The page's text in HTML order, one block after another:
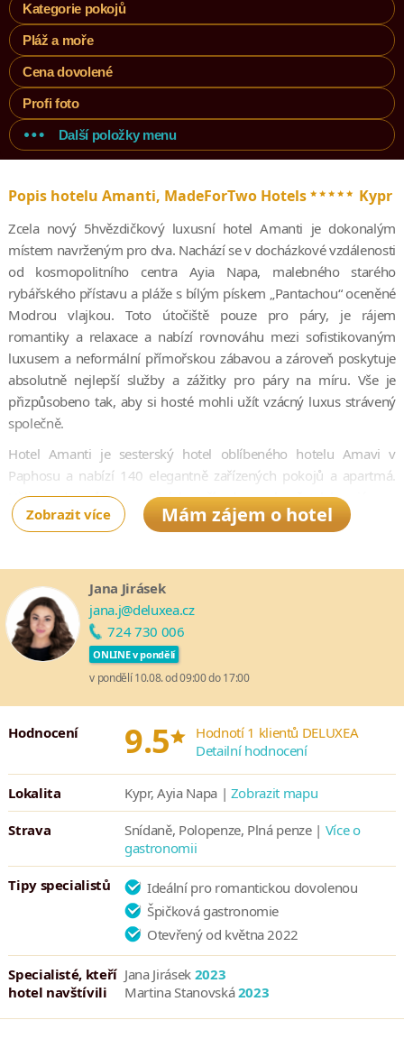
Kategorie pokojů
Pláž a moře
Cena dovolené
Profi foto
Další položky menu
Popis hotelu Amanti, MadeForTwo Hotels***** Kypr
Zcela nový 5hvězdičkový luxusní hotel Amanti je dokonalým
místem navrženým pro dva. Nachází se v docházkové vzdálenosti
od kosmopolitního centra Ayia Napa, malebného starého
rybářského přístavu a pláže s bílým pískem „Pantachou“ oceněné
Modrou vlajkou. Toto útočiště pouze pro páry, je rájem
romantiky a relaxace a nabízí rovnováhu mezi sofistikovaným
luxusem a neformální přímořskou zábavou a zároveň poskytuje
absolutně nejlepší služby a zážitky pro páry na míru. Vše je
přizpůsobeno tak, aby si hosté mohli užít vzácný luxus strávený
společně.
Hotel Amanti je sesterský hotel oblíbeného hotelu Amavi v
Paphosu a nabízí 140 elegantně zařízených pokojů a apartmá.
Užít si zde můžete procházky přírodou, vzkoušet lekce jógy a
meditace, povečeřet v restauracích určených pro romantiku,
Charakteristický koncept MadeForTwo Half Board Premium
zahrnuje inovativní kulinářské výtvory oceněného týmu Kanika
složených z výkonných šéfkuchařů a sommeliérů v úzké
spolupráci s michelinským šéfkuchařem Theodorem Falserem.
Čtyři restaurace nabízejí tematické menu a intimní a la carte
Zobrazit více Mám zájem o hotel
Jana Jirásek
jana.j@deluxea.cz
724 730 006
ONLINE v pondělí
v pondělí 10.08. od 09:00 do 17:00
Hodnocení 9.5* Hodnotí 1 klientů DELUXEA
Detailní hodnocení
Lokalita Kypr, Ayia Napa | Zobrazit mapu
Strava Snídaně, Polopenze, Plná penze | Více o
gastronomii
Tipy specialistů
Ideální pro romantickou dovolenou
Špičková gastronomie
Otevřený od května 2022
Specialisté, kteří
hotel navštívili
Jana Jirásek 2023
Martina Stanovská2023